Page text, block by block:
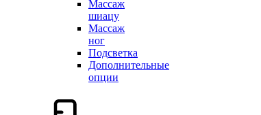
Массаж
шиацу
Массаж
ног
Подсветка
Дополнительные
опции